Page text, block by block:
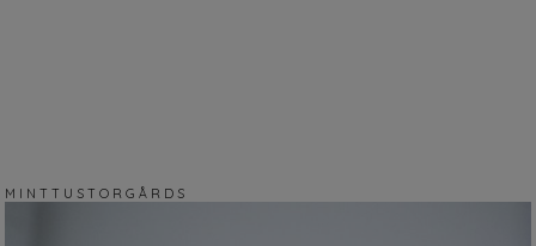
M I N T T U S T O R G Å R D S